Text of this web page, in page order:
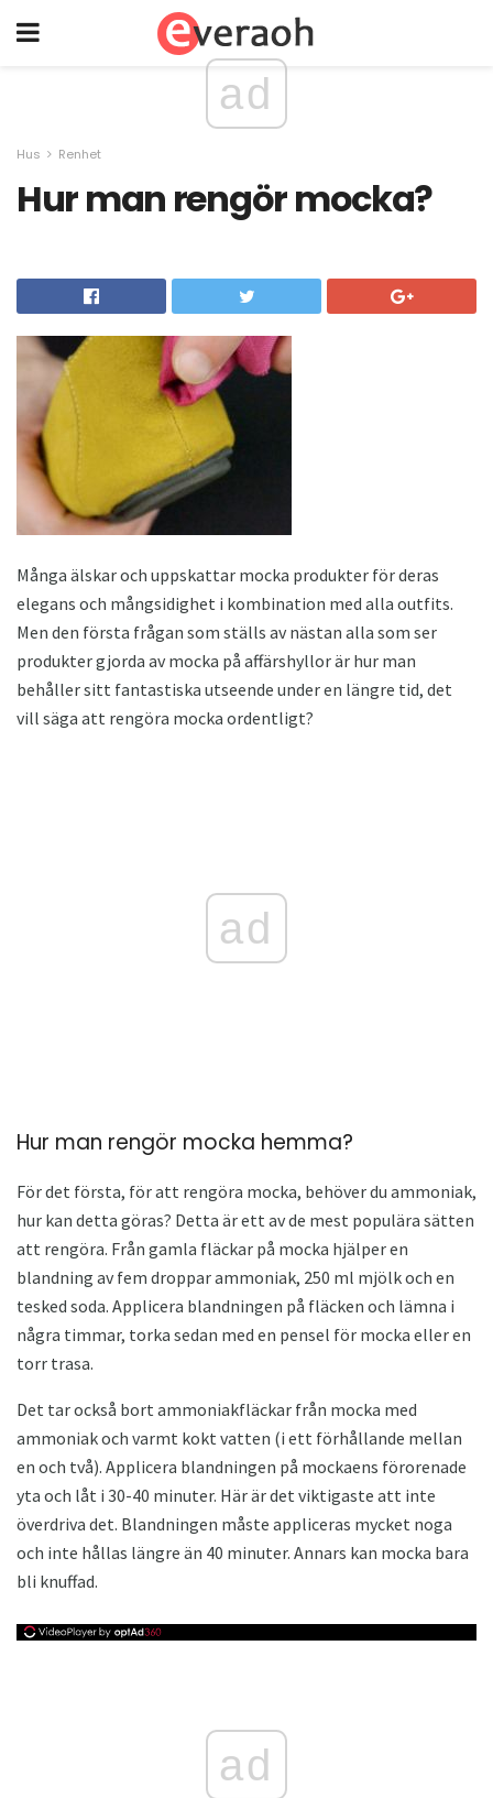
ad
Hus Renhet
Hur man rengör mocka?
Många älskar och uppskattar mocka produkter för deras
elegans och mångsidighet i kombination med alla outfits.
Men den första frågan som ställs av nästan alla som ser
produkter gjorda av mocka på affärshyllor är hur man
behåller sitt fantastiska utseende under en längre tid, det
vill säga att rengöra mocka ordentligt?
ad
Hur man rengör mocka hemma?
För det första, för att rengöra mocka, behöver du ammoniak,
hur kan detta göras? Detta är ett av de mest populära sätten
att rengöra. Från gamla fläckar på mocka hjälper en
blandning av fem droppar ammoniak, 250 ml mjölk och en
tesked soda. Applicera blandningen på fläcken och lämna i
några timmar, torka sedan med en pensel för mocka eller en
torr trasa.
Det tar också bort ammoniakfläckar från mocka med
ammoniak och varmt kokt vatten (i ett förhållande mellan
en och två). Applicera blandningen på mockaens förorenade
yta och låt i 30-40 minuter. Här är det viktigaste att inte
överdriva det. Blandningen måste appliceras mycket noga
och inte hållas längre än 40 minuter. Annars kan mocka bara
bli knuffad.
ad